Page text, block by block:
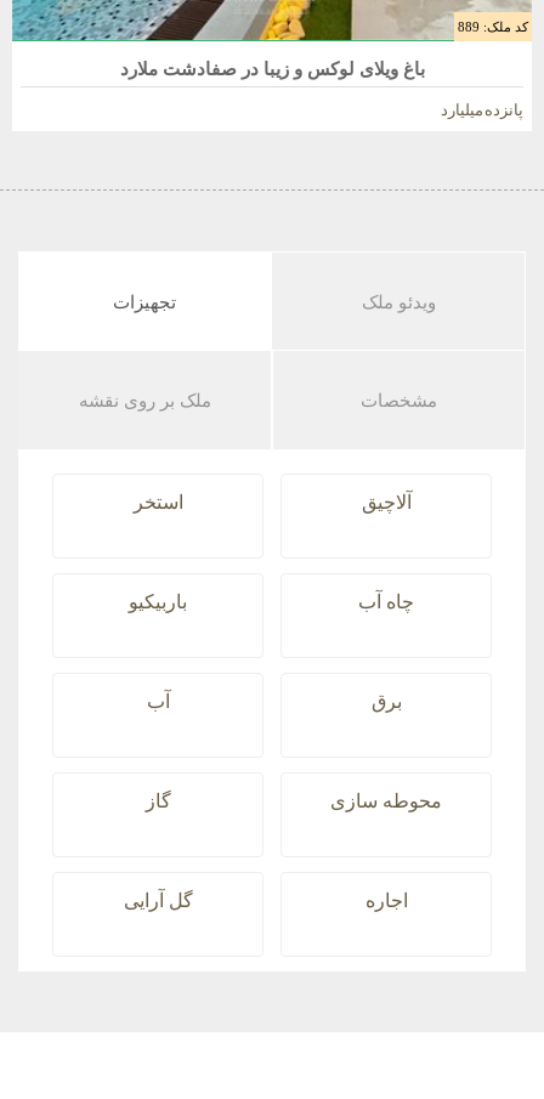
کد ملک: 889
باغ ویلای لوکس و زیبا در صفادشت ملارد
پانزده میلیارد
تجهیزات ویدئو ملک
ملک بر روی نقشه مشخصات
استخر آلاچیق
باربیکیو چاه آب
آب برق
گاز محوطه سازی
گل آرایی اجاره